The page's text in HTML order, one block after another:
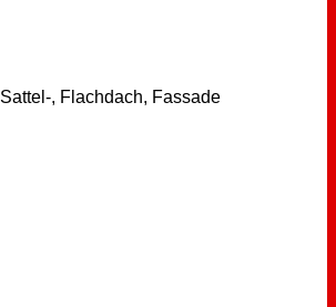
Sattel-, Flachdach, Fassade